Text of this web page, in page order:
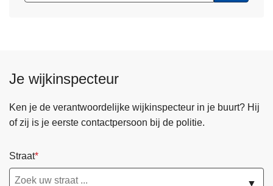
Je wijkinspecteur
Ken je de verantwoordelijke wijkinspecteur in je buurt? Hij
of zij is je eerste contactpersoon bij de politie.
Straat
▼